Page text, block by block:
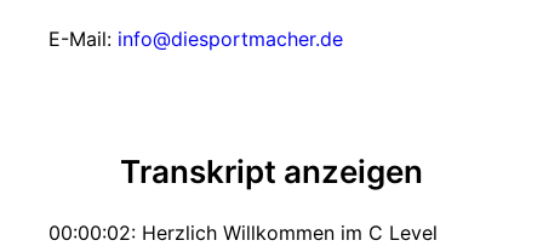
E-Mail: info@diesportmacher.de
Transkript anzeigen
00:00:02: Herzlich Willkommen im C Level